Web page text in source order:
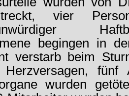
vier
begingen in
verstarb beim
fünf
wurden